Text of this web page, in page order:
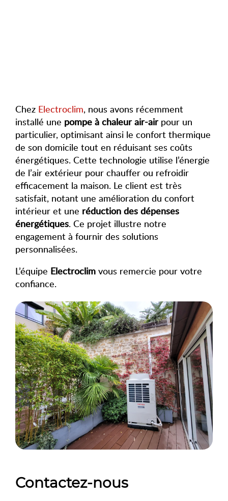
Chez Electroclim, nous avons récemment
installé une pompe à chaleur air-airpour un
particulier, optimisant ainsi le confort thermique
de son domicile tout en réduisant ses coûts
énergétiques. Cette technologie utilise l’énergie
de l’air extérieur pour chauffer ou refroidir
efficacement la maison. Le client est très
satisfait, notant une amélioration du confort
intérieur et une réduction des dépenses
énergétiques. Ce projet illustre notre
engagement à fournir des solutions
personnalisées.
L’équipe Electroclim vous remercie pour votre
confiance.
Contactez-nous